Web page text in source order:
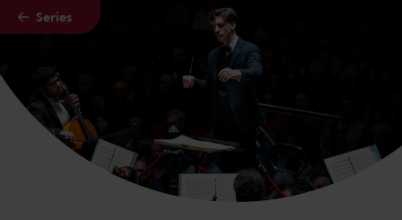
Naar hoofdcontent
Series